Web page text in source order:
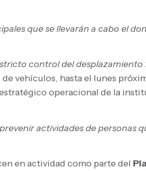
que se llevarán a cabo el
control del desplazamiento
vehículos, hasta el lunes
operacional de la
actividades de personas
en actividad como parte del